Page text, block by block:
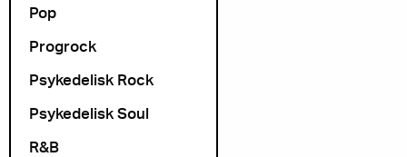
Pop
Progrock
Psykedelisk Rock
Psykedelisk Soul
R&B